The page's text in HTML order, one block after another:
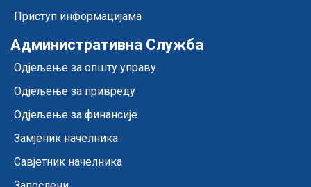
Приступ информацијама
Административна Служба
Одјељење за општу управу
Одјељење за привреду
Одјељење за финансије
Замјеник начелника
Савјетник начелника